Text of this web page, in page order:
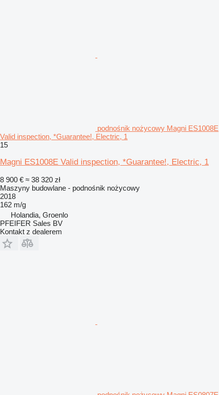
podnośnik nożycowy Magni ES1008E
Valid inspection, *Guarantee!, Electric, 1
15
Magni ES1008E Valid inspection, *Guarantee!, Electric, 1
8 900 € ≈ 38 320 zł
Maszyny budowlane - podnośnik nożycowy
2018
162 m/g
Holandia, Groenlo
PFEIFER Sales BV
Kontakt z dealerem